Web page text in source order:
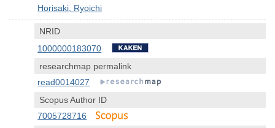
Horisaki, Ryoichi
NRID
1000000183070
researchmap permalink
read0014027
Scopus Author ID
7005728716